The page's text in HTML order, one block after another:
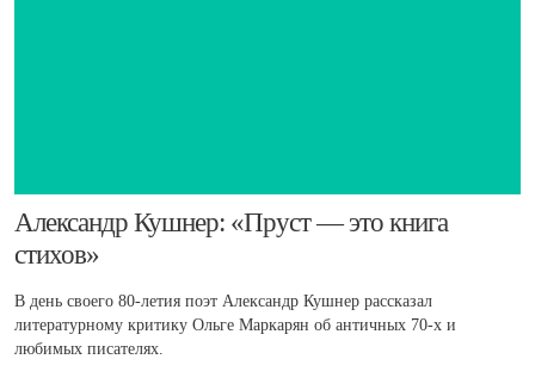
​Александр Кушнер: «Пруст — это книга
стихов»
В день своего 80-летия поэт Александр Кушнер рассказал
литературному критику Ольге Маркарян об античных 70-х и
любимых писателях.